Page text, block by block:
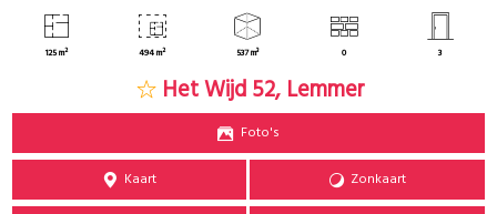
125 m² 494 m² 537 m³ 0 3
Het Wijd 52, Lemmer
Foto's
Kaart Zonkaart